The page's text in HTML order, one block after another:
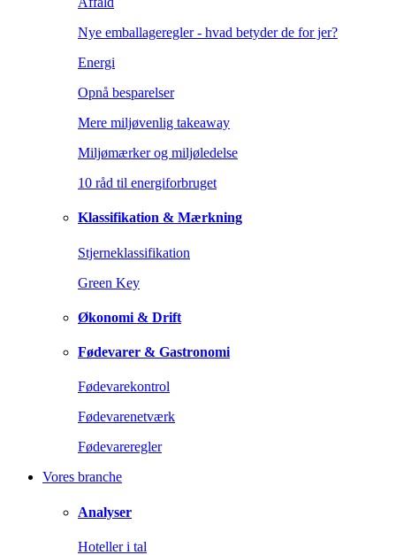
Nye emballageregler - hvad betyder de for jer?
Energi
Opnå besparelser
Mere miljøvenlig takeaway
Miljømærker og miljøledelse
10 råd til energiforbruget
Klassifikation & Mærkning
Stjerneklassifikation
Green Key
Økonomi & Drift
Fødevarer & Gastronomi
Fødevarekontrol
Fødevarenetværk
Fødevareregler
Vores branche
Analyser
Hoteller i tal